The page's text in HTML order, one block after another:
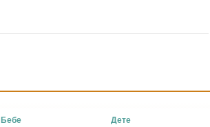
Бебе
Дете